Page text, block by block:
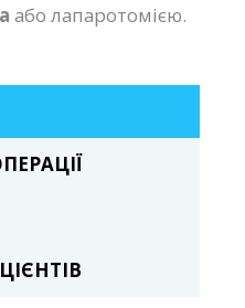
або лапаротомією.